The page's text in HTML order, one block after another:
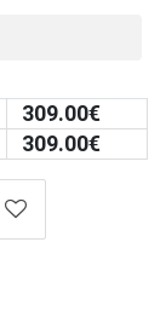
309.00€
309.00€